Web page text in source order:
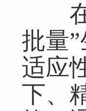
在
批量
适应
下、